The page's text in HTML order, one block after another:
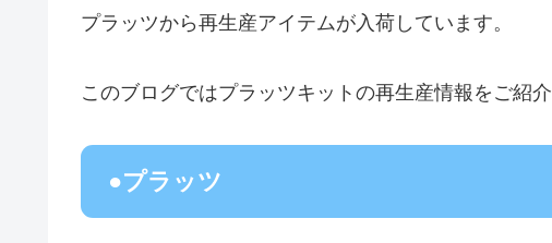
プラッツから再生産アイテムが入荷しています。
このブログではプラッツキットの再生産情報をご紹介
●プラッツ